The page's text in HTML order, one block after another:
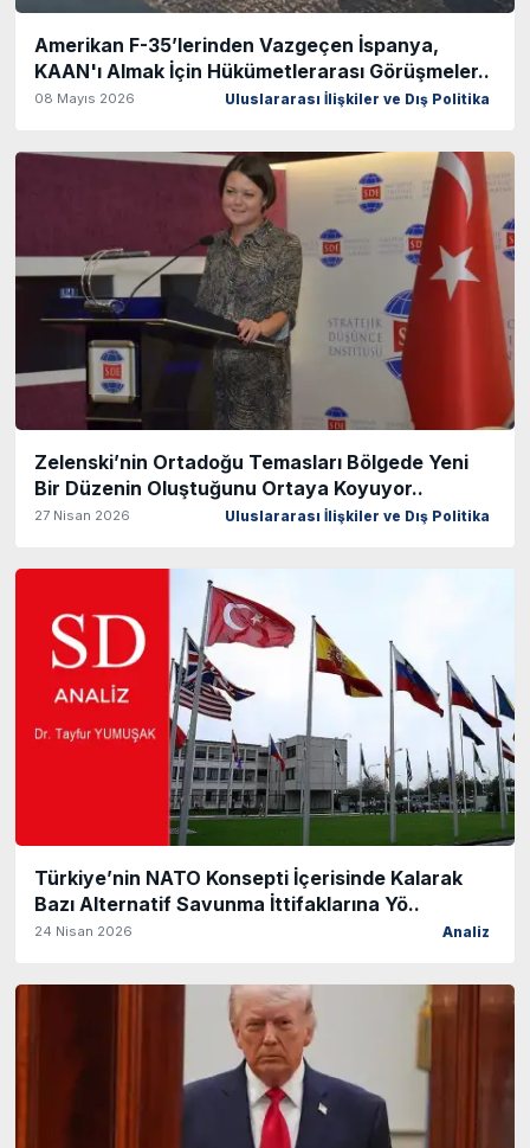
Amerikan F-35’lerinden Vazgeçen İspanya,
KAAN'ı Almak İçin Hükümetlerarası Görüşmeler..
08 Mayıs 2026 Uluslararası İlişkiler ve Dış Politika
Zelenski’nin Ortadoğu Temasları Bölgede Yeni
Bir Düzenin Oluştuğunu Ortaya Koyuyor..
27 Nisan 2026 Uluslararası İlişkiler ve Dış Politika
Türkiye’nin NATO Konsepti İçerisinde Kalarak
Bazı Alternatif Savunma İttifaklarına Yö..
24 Nisan 2026 Analiz